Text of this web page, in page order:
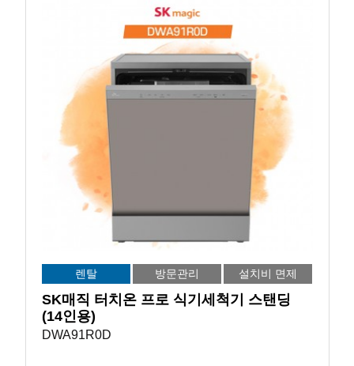
렌탈 방문관리 설치비 면제
SK매직 터치온 프로 식기세척기 스탠딩
(14인용)
DWA91R0D